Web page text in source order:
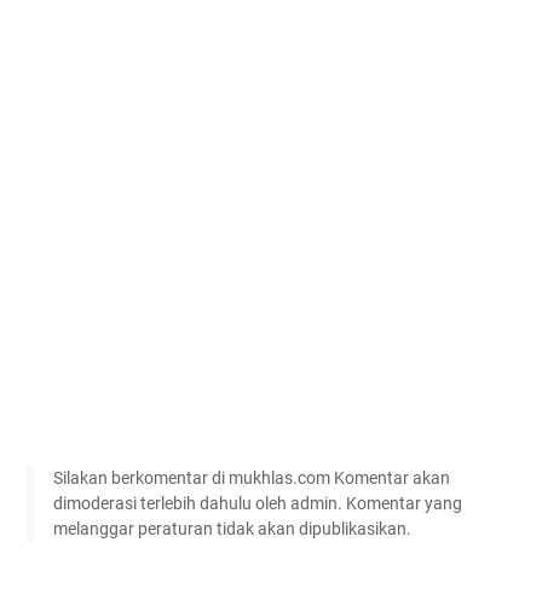
Silakan berkomentar di mukhlas.com Komentar akan
dimoderasi terlebih dahulu oleh admin. Komentar yang
melanggar peraturan tidak akan dipublikasikan.